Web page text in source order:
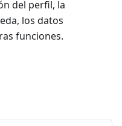
del perfil, la
los datos
funciones.